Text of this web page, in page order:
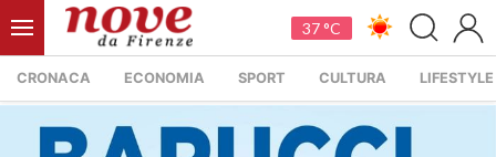
37 °C
CRONACA ECONOMIA SPORT CULTURA LIFESTYLE